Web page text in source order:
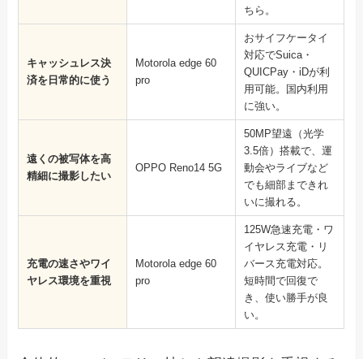
ちら。
キャッシュレス決
済を日常的に使う
Motorola edge 60
pro
おサイフケータイ
対応でSuica・
QUICPay・iDが利
用可能。国内利用
に強い。
遠くの被写体を高
精細に撮影したい
OPPO Reno14 5G
50MP望遠（光学
3.5倍）搭載で、運
動会やライブなど
でも細部まできれ
いに撮れる。
充電の速さやワイ
ヤレス環境を重視
Motorola edge 60
pro
125W急速充電・ワ
イヤレス充電・リ
バース充電対応。
短時間で回復で
き、使い勝手が良
い。